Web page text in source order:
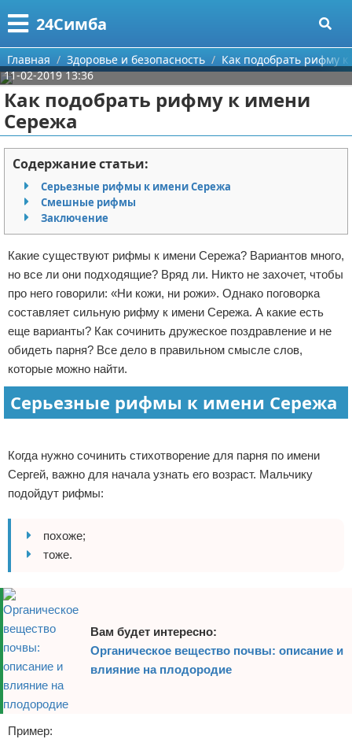
24Симба
Меню
Главная
Категории
Государство и право
Причинение вреда
Иммиграция
Здоровье и безопасность
Авторские права
Поиск
О проекте
Контакты
Сотрудничество
Размещение рекламы
Для правообладателей
Условия предоставления информации
Отказ от ответственности
Главная Здоровье и безопасность
Как подобрать рифму
11-02-2019 13:36
Как подобрать рифму к имени
Сережа
Содержание статьи:
Серьезные рифмы к имени Сережа
Смешные рифмы
Заключение
Какие существуют рифмы к имени Сережа? Вариантов много,
но все ли они подходящие? Вряд ли. Никто не захочет, чтобы
про него говорили: «Ни кожи, ни рожи». Однако поговорка
составляет сильную рифму к имени Сережа. А какие есть
еще варианты? Как сочинить дружеское поздравление и не
обидеть парня? Все дело в правильном смысле слов,
которые можно найти.
Серьезные рифмы к имени Сережа
Когда нужно сочинить стихотворение для парня по имени
Сергей, важно для начала узнать его возраст. Мальчику
подойдут рифмы:
похоже;
тоже.
Вам будет интересно:
Органическое вещество почвы: описание и
влияние на плодородие
Пример: